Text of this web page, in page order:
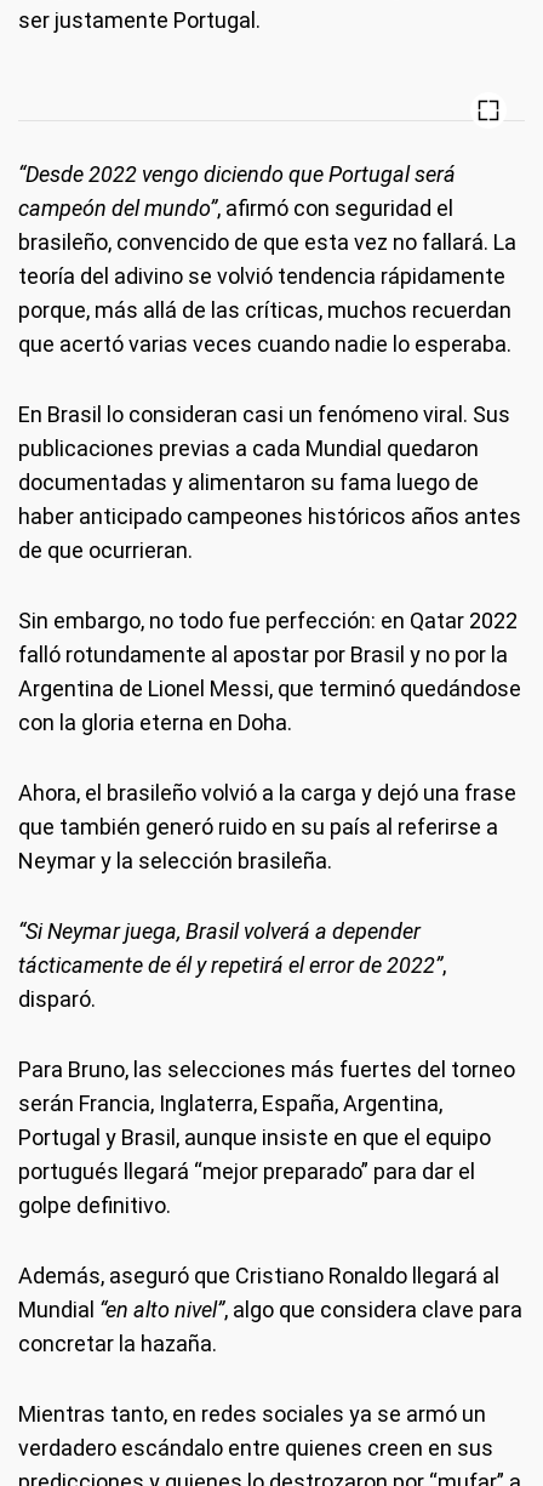
ser justamente Portugal.
“Desde 2022 vengo diciendo que Portugal será
campeón del mundo”, afirmó con seguridad el
brasileño, convencido de que esta vez no fallará. La
teoría del adivino se volvió tendencia rápidamente
porque, más allá de las críticas, muchos recuerdan
que acertó varias veces cuando nadie lo esperaba.
En Brasil lo consideran casi un fenómeno viral. Sus
publicaciones previas a cada Mundial quedaron
documentadas y alimentaron su fama luego de
haber anticipado campeones históricos años antes
de que ocurrieran.
Sin embargo, no todo fue perfección: en Qatar 2022
falló rotundamente al apostar por Brasil y no por la
Argentina de Lionel Messi, que terminó quedándose
con la gloria eterna en Doha.
Ahora, el brasileño volvió a la carga y dejó una frase
que también generó ruido en su país al referirse a
Neymar y la selección brasileña.
“Si Neymar juega, Brasil volverá a depender
tácticamente de él y repetirá el error de 2022”,
disparó.
Para Bruno, las selecciones más fuertes del torneo
serán Francia, Inglaterra, España, Argentina,
Portugal y Brasil, aunque insiste en que el equipo
portugués llegará “mejor preparado” para dar el
golpe definitivo.
Además, aseguró que Cristiano Ronaldo llegará al
Mundial “en alto nivel”, algo que considera clave para
concretar la hazaña.
Mientras tanto, en redes sociales ya se armó un
verdadero escándalo entre quienes creen en sus